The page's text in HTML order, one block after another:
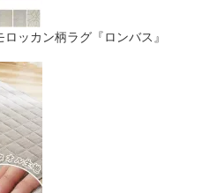
ッカン柄ラグ『ロンバス』